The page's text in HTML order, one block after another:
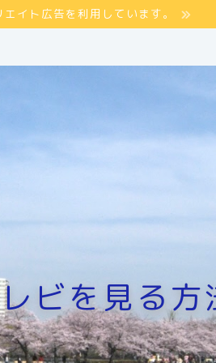
イト広告を利用しています。
ビを見る方